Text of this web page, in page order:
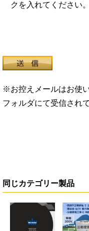
クを入れてください。
※お控えメールはお使
フォルダにて受信され
同じカテゴリー製品